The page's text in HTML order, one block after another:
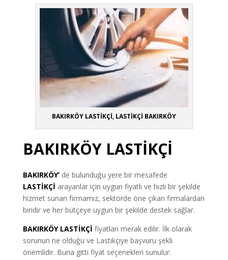
BAKIRKÖY LASTİKÇİ, LASTİKÇİ BAKIRKÖY
BAKIRKÖY LASTİKÇİ
BAKIRKÖY’ de bulunduğu yere bir mesafede
LASTİKÇİ arayanlar için uygun fiyatlı ve hızlı bir şekilde
hizmet sunan firmamız, sektörde öne çıkan firmalardan
biridir ve her bütçeye uygun bir şekilde destek sağlar.
BAKIRKÖY LASTİKÇİ fiyatları merak edilir. İlk olarak
sorunun ne olduğu ve Lastikçiye başvuru şekli
önemlidir. Buna gitti fiyat seçenekleri sunulur.